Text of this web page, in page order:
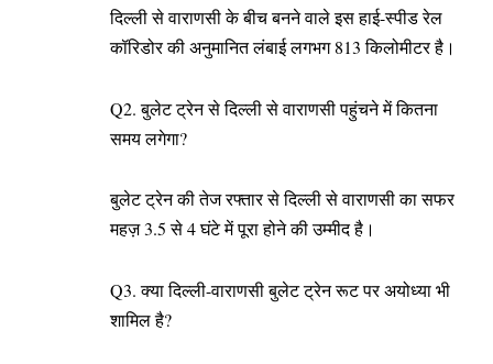
दिल्ली से वाराणसी के बीच बनने वाले इस हाई-स्पीड रेल
कॉरिडोर की अनुमानित लंबाई लगभग 813 किलोमीटर है।
Q2. बुलेट ट्रेन से दिल्ली से वाराणसी पहुंचने में कितना
समय लगेगा?
बुलेट ट्रेन की तेज रफ्तार से दिल्ली से वाराणसी का सफर
महज़ 3.5 से 4 घंटे में पूरा होने की उम्मीद है।
Q3. क्या दिल्ली-वाराणसी बुलेट ट्रेन रूट पर अयोध्या भी
शामिल है?